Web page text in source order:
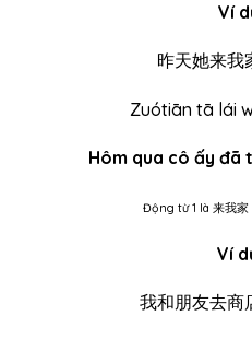
Ví
昨天她来我
Zuótiān tā lái
Hôm qua cô ấy đã
Động từ 1 là 来我
Ví
我和朋友去商